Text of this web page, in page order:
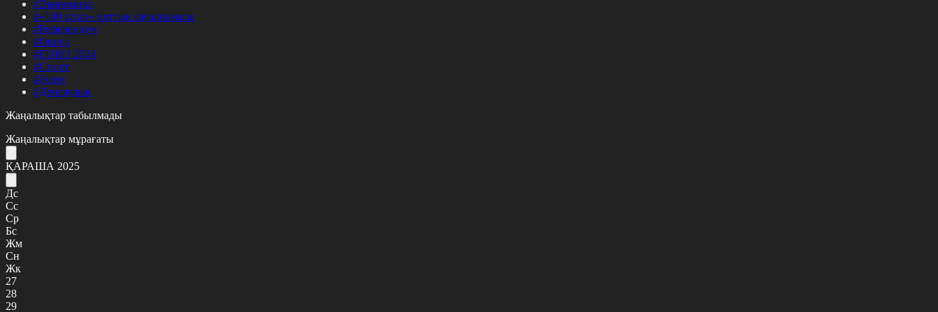
#Экономика
#«100 кітап» ұлттық сауалнамасы
#Референдум
#Оқиға
#EURO 2024
#Спорт
#Әлем
#Денсаулық
Жаңалықтар табылмады
Жаңалықтар мұрағаты
ҚАРАША 2025
Дс
Сс
Ср
Бс
Жм
Сн
Жк
27
28
29